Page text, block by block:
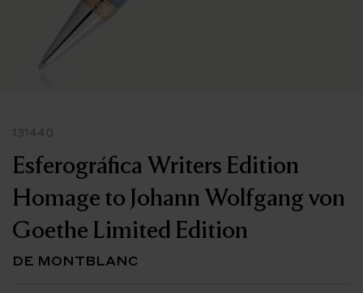
131440
Esferográfica Writers Edition
Homage to Johann Wolfgang von
Goethe Limited Edition
DE MONTBLANC